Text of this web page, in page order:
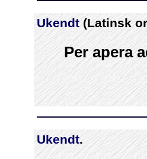
Ukendt(Latinsk
Per apera
Ukendt.